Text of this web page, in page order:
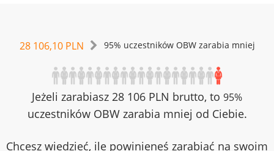
28 106,10 PLN 95% uczestników OBW zarabia mniej
Jeżeli zarabiasz 28 106 PLN brutto, to 95%
uczestników OBW zarabia mniej od Ciebie.
Chcesz wiedzieć, ile powinieneś zarabiać na swoim